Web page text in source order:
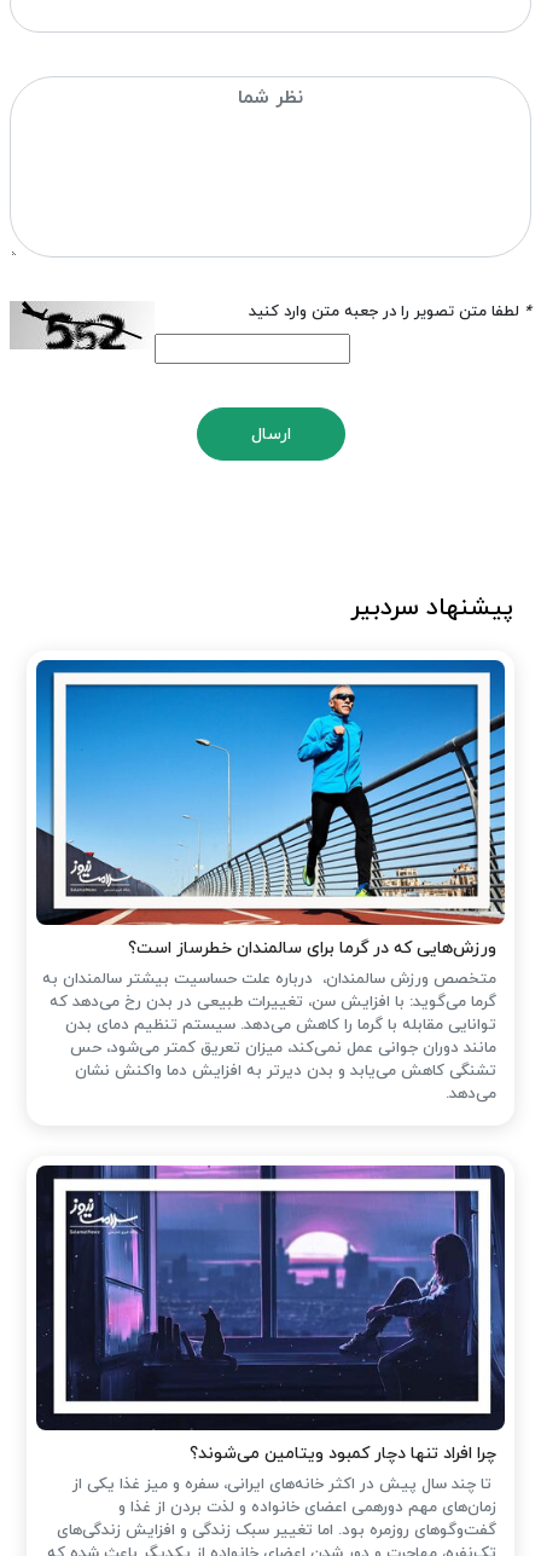
* لطفا متن تصویر را در جعبه متن وارد کنید
ارسال
پیشنهاد سردبیر
ورزش‌هایی که در گرما برای سالمندان خطرساز است؟
متخصص ورزش سالمندان، درباره علت حساسیت بیشتر سالمندان به
گرما می‌گوید: با افزایش سن، تغییرات طبیعی در بدن رخ می‌دهد که
توانایی مقابله با گرما را کاهش می‌دهد. سیستم تنظیم دمای بدن
مانند دوران جوانی عمل نمی‌کند، میزان تعریق کمتر می‌شود، حس
تشنگی کاهش می‌یابد و بدن دیرتر به افزایش دما واکنش نشان
می‌دهد.
چرا افراد تنها دچار کمبود ویتامین می‌شوند؟
تا چند سال پیش در اکثر خانه‌های ایرانی، سفره و میز غذا یکی از
زمان‌های مهم دورهمی اعضای خانواده و لذت بردن از غذا و
گفت‌وگوهای روزمره بود. اما تغییر سبک زندگی و افزایش زندگی‌های